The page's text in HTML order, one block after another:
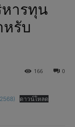
ารทุน
หรับ
0
166
ดาวน์โหลด